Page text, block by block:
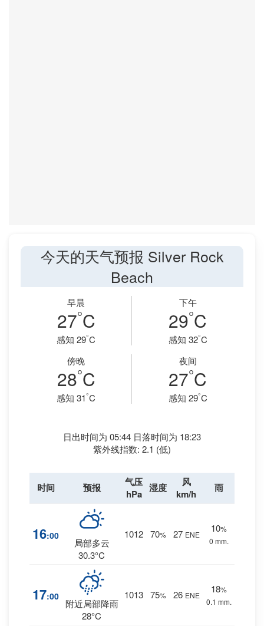
今天的天气预报 Silver Rock
Beach
早晨
27°C
感知 29°C
下午
29°C
感知 32°C
傍晚
28°C
感知 31°C
夜间
27°C
感知 29°C
日出时间为 05:44 日落时间为 18:23
紫外线指数: 2.1 (低)
时间 预报
气压
hPa 湿度
风
km/h
雨
16:00
局部多云
30.3°C
1012 70% 27 ENE
10%
0 mm.
17:00
附近局部降雨
28°C
1013 75% 26 ENE
18%
0.1 mm.